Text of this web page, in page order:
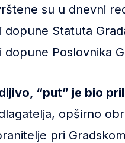
su u dnevni
dopune Statuta
dopune Poslovnika
“put” je bio
opširno
pri Gradskom